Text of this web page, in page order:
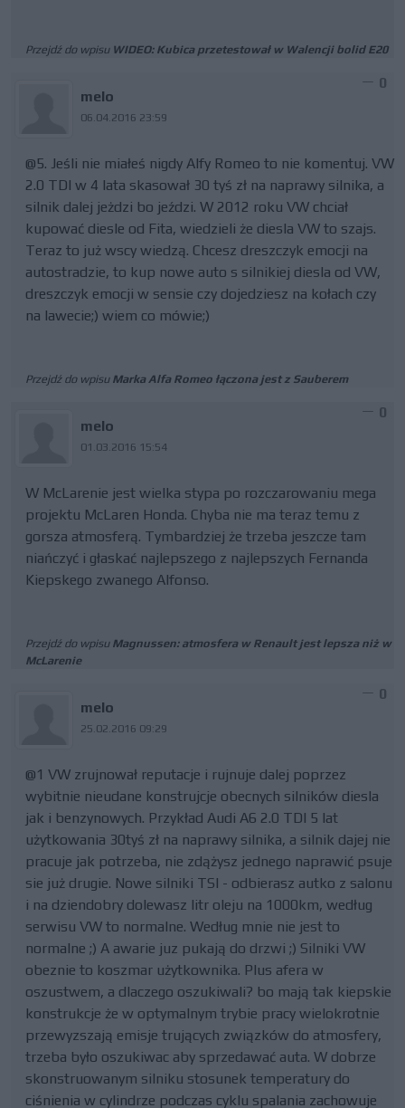
Przejdź do wpisu WIDEO: Kubica przetestował w Walencji bolid E20
melo
06.04.2016 23:59
0
@5. Jeśli nie miałeś nigdy Alfy Romeo to nie komentuj. VW
2.0 TDI w 4 lata skasował 30 tyś zł na naprawy silnika, a
silnik dalej jeżdzi bo jeździ. W 2012 roku VW chciał
kupować diesle od Fita, wiedzieli że diesla VW to szajs.
Teraz to już wscy wiedzą. Chcesz dreszczyk emocji na
autostradzie, to kup nowe auto s silnikiej diesla od VW,
dreszczyk emocji w sensie czy dojedziesz na kołach czy
na lawecie;) wiem co mówie;)
Przejdź do wpisu Marka Alfa Romeo łączona jest z Sauberem
melo
01.03.2016 15:54
0
W McLarenie jest wielka stypa po rozczarowaniu mega
projektu McLaren Honda. Chyba nie ma teraz temu z
gorsza atmosferą. Tymbardziej że trzeba jeszcze tam
niańczyć i głaskać najlepszego z najlepszych Fernanda
Kiepskego zwanego Alfonso.
Przejdź do wpisu Magnussen: atmosfera w Renault jest lepsza niż w
McLarenie
melo
25.02.2016 09:29
0
@1 VW zrujnował reputacje i rujnuje dalej poprzez
wybitnie nieudane konstrujcje obecnych silników diesla
jak i benzynowych. Przykład Audi A6 2.0 TDI 5 lat
użytkowania 30tyś zł na naprawy silnika, a silnik dajej nie
pracuje jak potrzeba, nie zdążysz jednego naprawić psuje
sie już drugie. Nowe silniki TSI - odbierasz autko z salonu
i na dziendobry dolewasz litr oleju na 1000km, według
serwisu VW to normalne. Według mnie nie jest to
normalne ;) A awarie juz pukają do drzwi ;) Silniki VW
obeznie to koszmar użytkownika. Plus afera w
oszustwem, a dlaczego oszukiwali? bo mają tak kiepskie
konstrukcje że w optymalnym trybie pracy wielokrotnie
przewyzszają emisje trujących związków do atmosfery,
trzeba było oszukiwac aby sprzedawać auta. W dobrze
skonstruowanym silniku stosunek temperatury do
ciśnienia w cylindrze podczas cyklu spalania zachowuje